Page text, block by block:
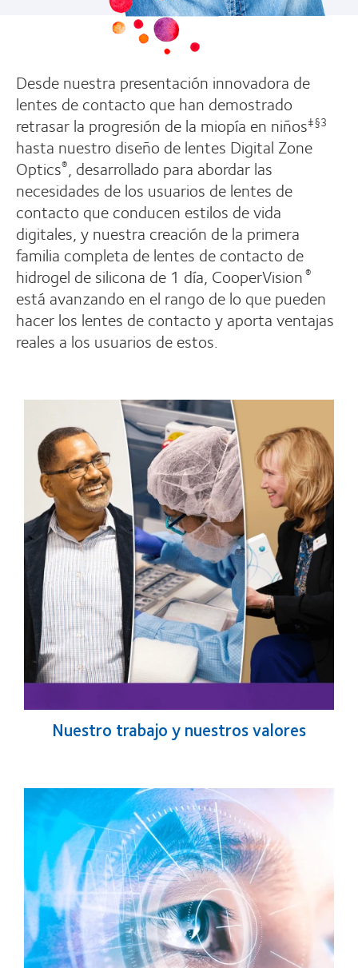
Desde nuestra presentación innovadora de
lentes de contacto que han demostrado
retrasar la progresión de la miopía en niños‡§3
hasta nuestro diseño de lentes Digital Zone
Optics®, desarrollado para abordar las
necesidades de los usuarios de lentes de
contacto que conducen estilos de vida
digitales, y nuestra creación de la primera
familia completa de lentes de contacto de
hidrogel de silicona de 1 día, CooperVision®
está avanzando en el rango de lo que pueden
hacer los lentes de contacto y aporta ventajas
reales a los usuarios de estos.
Nuestro trabajo y nuestros valores